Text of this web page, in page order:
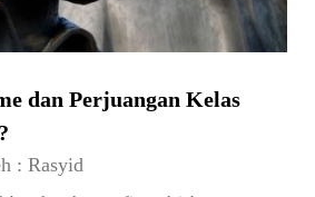
dan Perjuangan Kelas
: Rasyid